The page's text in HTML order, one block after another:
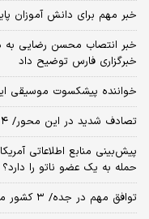
خبر مهم برای دانش آموزان
خبر انتصاب محسن رضایی به
خبرگزاری فارس توضیح داد
خواننده پیشکسوت موسیقی
تصادف شدید در این محور/ ۴ نفر جان باختند
پیش‌بینی منابع اطلاعاتی
حمله به یک عضو ناتو را دارد؟
توافق مهم در جده/ ۳ کشور منطقه توافقنامه نظامی امضا می‌کنند